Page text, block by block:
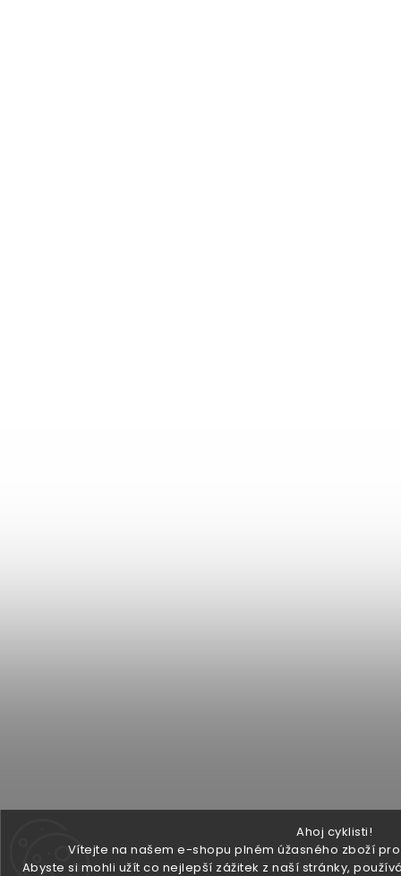
Ahoj cyklisti!
Vítejte na našem e-shopu plném úžasného zboží
Abyste si mohli užít co nejlepší zážitek z naší stránky,